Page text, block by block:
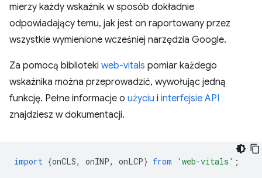
mierzy każdy wskaźnik w sposób dokładnie
odpowiadający temu, jak jest on raportowany przez
wszystkie wymienione wcześniej narzędzia Google.
Za pomocą biblioteki web-vitals pomiar każdego
wskaźnika można przeprowadzić, wywołując jedną
funkcję. Pełne informacje o użyciu i interfejsie API
znajdziesz w dokumentacji.
import {onCLS, onINP, onLCP} from 'web-vitals' ;